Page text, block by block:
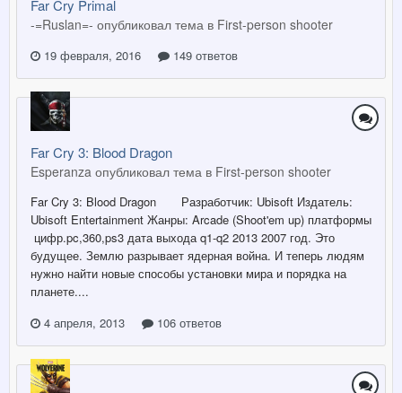
Far Cry Primal
-=Ruslan=- опубликовал тема в First-person shooter
19 февраля, 2016 149 ответов
Far Cry 3: Blood Dragon
Esperanza опубликовал тема в First-person shooter
Far Cry 3: Blood Dragon Разработчик: Ubisoft Издатель:
Ubisoft Entertainment Жанры: Arcade (Shoot'em up) платформы
цифр.pc,360,ps3 дата выхода q1-q2 2013 2007 год. Это
будущее. Землю разрывает ядерная война. И теперь людям
нужно найти новые способы установки мира и порядка на
планете....
4 апреля, 2013
106 ответов